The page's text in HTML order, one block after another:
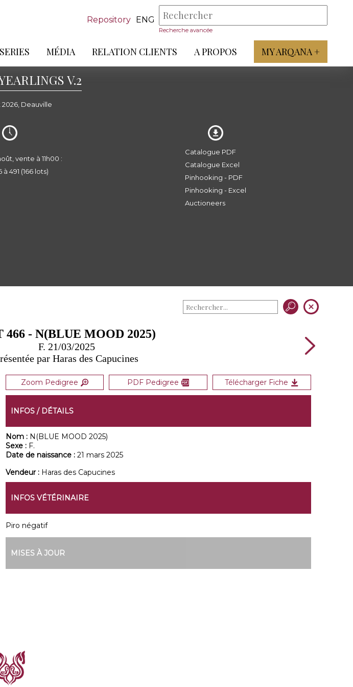
Repository ENG
Recherche avancée
MÉDIA RELATION CLIENTS A PROPOS MY ARQANA +
V.2
2026, Deauville
vente à 11h00 :
à 491 (166 lots)
Catalogue PDF
Catalogue Excel
Pinhooking - PDF
Pinhooking - Excel
Auctioneers
466 - N(BLUE MOOD 2025)
F. 21/03/2025
par Haras des Capucines
Zoom Pedigree PDF Pedigree Télécharger Fiche
INFOS / DÉTAILS
Nom : N(BLUE MOOD 2025)
Sexe : F.
Date de naissance : 21 mars 2025
Vendeur : Haras des Capucines
INFOS VÉTÉRINAIRE
Piro négatif
MISES À JOUR